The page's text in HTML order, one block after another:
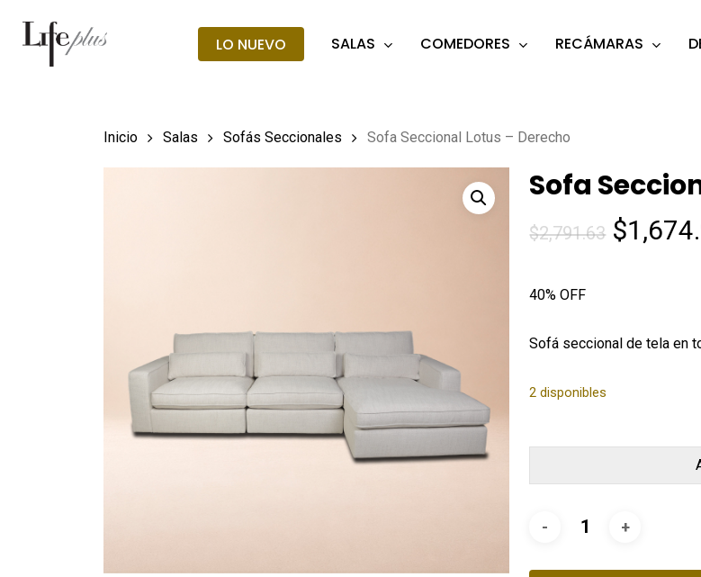
LO NUEVO SALAS COMEDORES RECÁMARAS
Inicio Salas Sofás Seccionales Sofa Seccional Lotus – Derecho
Sofa
$2,791.63 El
$
40% OFF
Sofá seccional de tela en
2 disponibles